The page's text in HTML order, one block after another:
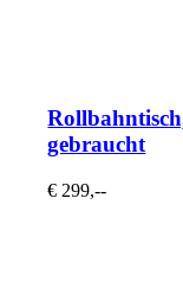
gebraucht
€ 299,--